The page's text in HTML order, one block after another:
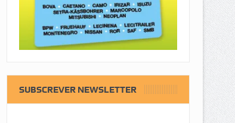
SUBSCREVER NEWSLETTER